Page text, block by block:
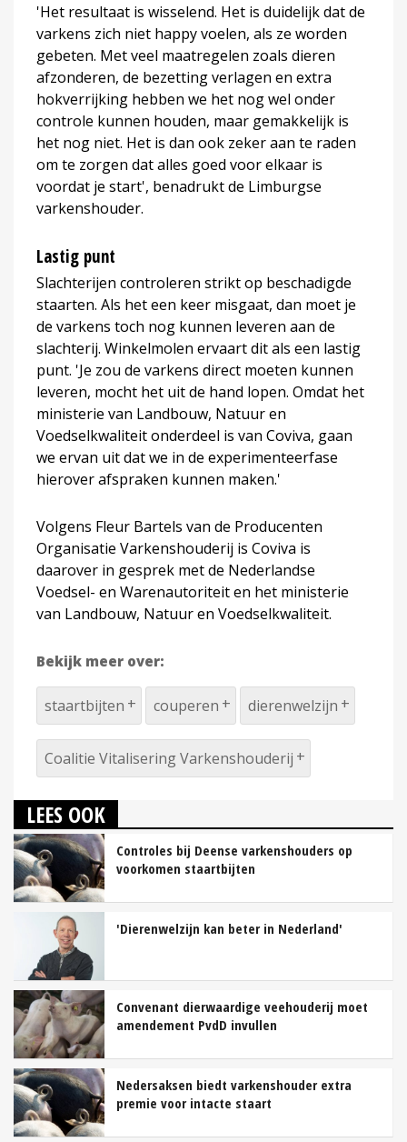
'Het resultaat is wisselend. Het is duidelijk dat de
varkens zich niet happy voelen, als ze worden
gebeten. Met veel maatregelen zoals dieren
afzonderen, de bezetting verlagen en extra
hokverrijking hebben we het nog wel onder
controle kunnen houden, maar gemakkelijk is
het nog niet. Het is dan ook zeker aan te raden
om te zorgen dat alles goed voor elkaar is
voordat je start', benadrukt de Limburgse
varkenshouder.
Lastig punt
Slachterijen controleren strikt op beschadigde
staarten. Als het een keer misgaat, dan moet je
de varkens toch nog kunnen leveren aan de
slachterij. Winkelmolen ervaart dit als een lastig
punt. 'Je zou de varkens direct moeten kunnen
leveren, mocht het uit de hand lopen. Omdat het
ministerie van Landbouw, Natuur en
Voedselkwaliteit onderdeel is van Coviva, gaan
we ervan uit dat we in de experimenteerfase
hierover afspraken kunnen maken.'
Volgens Fleur Bartels van de Producenten
Organisatie Varkenshouderij is Coviva is
daarover in gesprek met de Nederlandse
Voedsel- en Warenautoriteit en het ministerie
van Landbouw, Natuur en Voedselkwaliteit.
Bekijk meer over:
staartbijten couperen dierenwelzijn
Coalitie Vitalisering Varkenshouderij
LEES OOK
Controles bij Deense varkenshouders op
voorkomen staartbijten
'Dierenwelzijn kan beter in Nederland'
Convenant dierwaardige veehouderij moet
amendement PvdD invullen
Nedersaksen biedt varkenshouder extra
premie voor intacte staart